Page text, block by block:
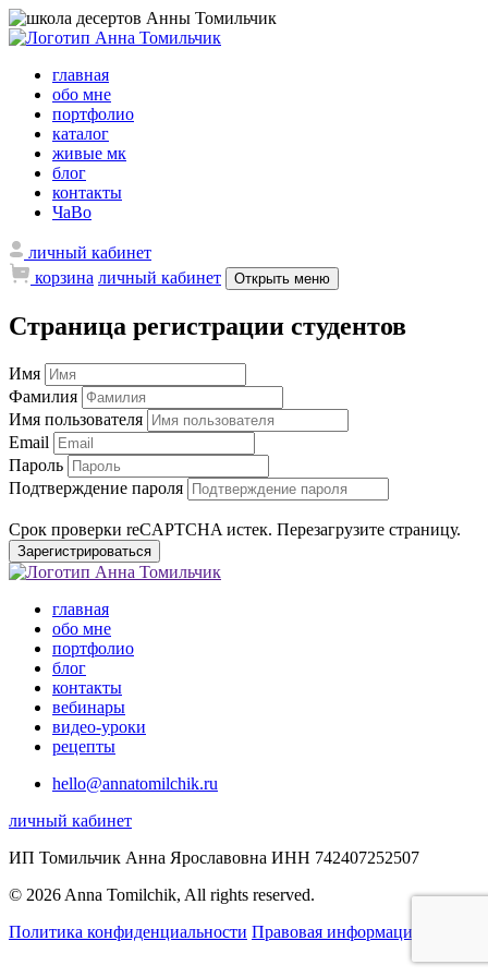
главная
обо мне
портфолио
каталог
живые мк
блог
контакты
ЧаВо
личный кабинет
корзина личный кабинет Открыть меню
Страница регистрации студентов
Имя
Фамилия
Имя пользователя
Email
Пароль
Подтверждение пароля
Срок проверки reCAPTCHA истек. Перезагрузите страницу.
Зарегистрироваться
главная
обо мне
портфолио
блог
контакты
вебинары
видео-уроки
рецепты
hello@annatomilchik.ru
личный кабинет
ИП Томильчик Анна Ярославовна ИНН 742407252507
© 2026 Anna Tomilchik, All rights reserved.
Политика конфиденциальности Правовая информация